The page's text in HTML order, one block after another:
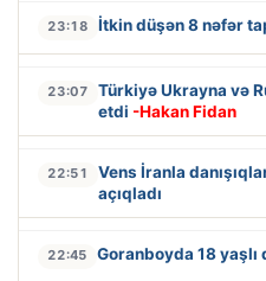
23:18 İtkin düşən 8 nəfər
23:07
Türkiyə Ukrayna və
etdi -Hakan Fidan
22:51
Vens İranla
açıqladı
22:45 Goranboyda 18 yaşlı